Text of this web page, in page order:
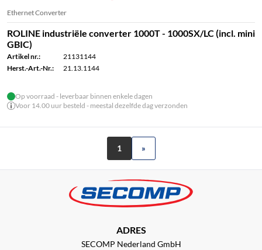
Ethernet Converter
ROLINE industriële converter 1000T - 1000SX/LC (incl. mini
GBIC)
Artikel nr.:
21131144
Herst.-Art.-Nr.:
21.13.1144
Op voorraad - leverbaar binnen enkele dagen
Voor 14.00 uur besteld - meestal dezelfde dag verzonden
1 »
ADRES
SECOMP Nederland GmbH